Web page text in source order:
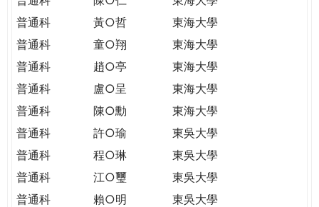
普通科
黃○哲
東海大學
普通科
童○翔
東海大學
普通科
趙○亭
東海大學
普通科
盧○呈
東海大學
普通科
陳○勳
東海大學
普通科
許○瑜
東吳大學
普通科
程○琳
東吳大學
普通科
江○璽
東吳大學
普通科
賴○明
東吳大學